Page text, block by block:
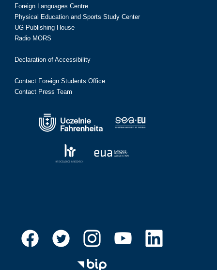
Foreign Languages Centre
Physical Education and Sports Study Center
UG Publishing House
Radio MORS
Declaration of Accessibility
Contact Foreign Students Office
Contact Press Team